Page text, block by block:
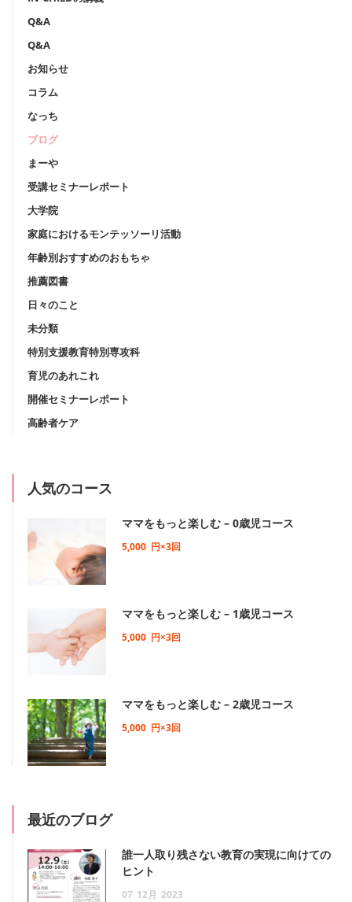
Q&A
Q&A
お知らせ
コラム
なっち
ブログ
まーや
受講セミナーレポート
大学院
家庭におけるモンテッソーリ活動
年齢別おすすめのおもちゃ
推薦図書
日々のこと
未分類
特別支援教育特別専攻科
育児のあれこれ
開催セミナーレポート
高齢者ケア
人気のコース
ママをもっと楽しむ – 0歳児コース
5,000 円×3回
ママをもっと楽しむ – 1歳児コース
5,000 円×3回
ママをもっと楽しむ – 2歳児コース
5,000 円×3回
最近のブログ
誰一人取り残さない教育の実現に向けての
ヒント
07 12月 2023